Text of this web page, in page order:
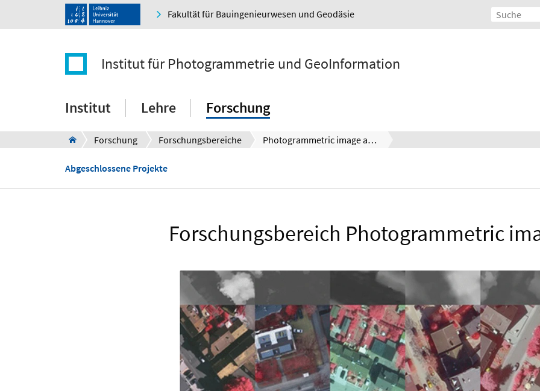
Fakultät für Bauingenieurwesen und Geodäsie
Institut für Photogrammetrie und GeoInformation
Institut Lehre Forschung
Forschung Forschungsbereiche Photogrammetric image analysis
Abgeschlossene Projekte
Forschungsbereich Photogrammetric